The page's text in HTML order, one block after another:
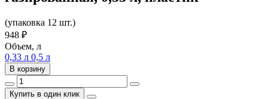
(упаковка 12 шт.)
948 ₽
Объем, л
0,33 л 0,5 л
В корзину
Купить в один клик